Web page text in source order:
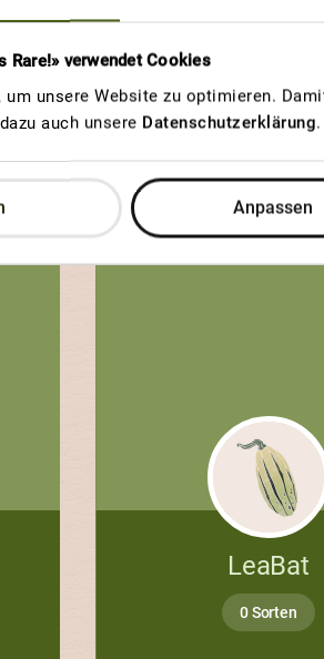
Rare!» verwendet Cookies
um unsere Website zu optimieren.
auch unsere Datenschutzerklärung.
Anpassen
e
LeaBat
0 Sorten